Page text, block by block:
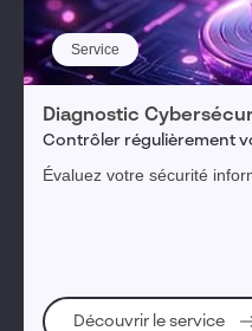
Service
Diagnostic
Contrôler régulièrement
Évaluez votre sécurité
Découvrir le service